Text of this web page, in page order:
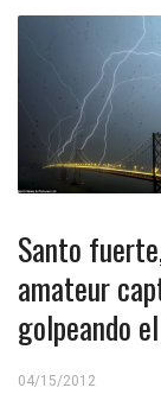
Santo
amateur
golpeando
04/15/2012